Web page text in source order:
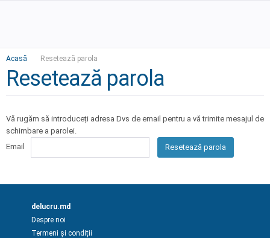
Acasă Resetează parola
Resetează parola
Vă rugăm să introduceți adresa Dvs de email pentru a vă trimite mesajul de
schimbare a parolei.
Email
Resetează parola
delucru.md
Despre noi
Termeni și condiții